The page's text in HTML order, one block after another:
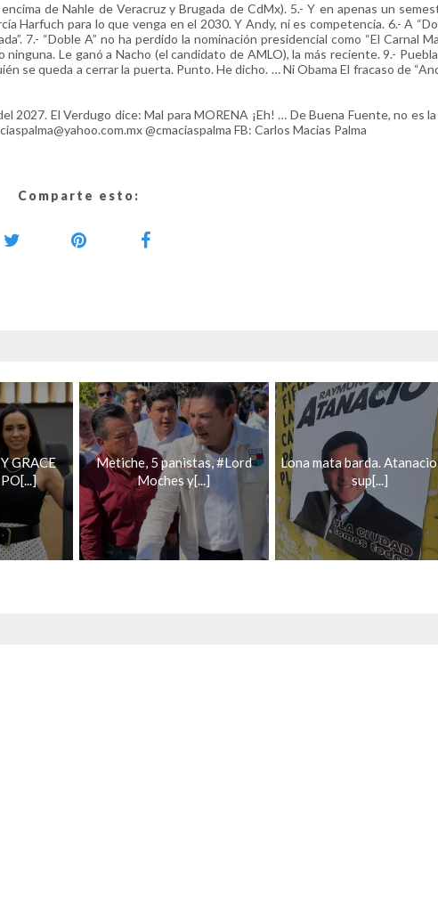
de Nahle de Veracruz y Brugada de CdMx). 5.- Y en apenas un
Harfuch para lo que venga en el 2030. Y Andy, ni es competencia. 6.- A
7.- “Doble A” no ha perdido la nominación presidencial como “El Carnal
Le ganó a Nacho (el candidato de AMLO), la más reciente. 9.-
se queda a cerrar la puerta. Punto. He dicho. … Ni Obama El fracaso de
2027. El Verdugo dice: Mal para MORENA ¡Eh! … De Buena Fuente, no es
@cmaciaspalma FB: Carlos Macias Palma
Comparte esto:
GRACE
Metiche, 5 panistas, #Lord
Moches y[...]
Lona mata barda.
sup[...]